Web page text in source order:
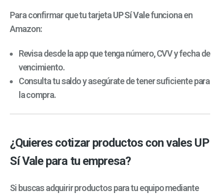
Para confirmar que tu tarjetaUP Sí Valefunciona en
Amazon:
Revisa desde la app que tenga número, CVV y fecha de
vencimiento.
Consulta tu saldo y asegúrate de tener suficiente para
la compra.
¿Quieres cotizar productos con vales UP
Sí Vale para tu empresa?
Si buscas adquirir productos para tu equipo mediante